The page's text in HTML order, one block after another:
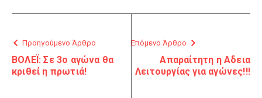
Προηγούμενο Άρθρο
ΒΟΛΕΪ: Σε 3ο αγώνα θα
κριθεί η πρωτιά!
Επόμενο Άρθρο
Απαραίτητη η Αδεια
Λειτουργίας για αγώνες!!!